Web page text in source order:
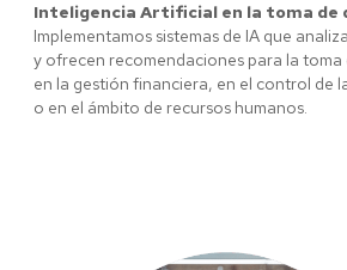
Inteligencia Artificial en la toma de
Implementamos sistemas de IA que
y ofrecen recomendaciones para la toma
en la gestión financiera, en el control de
o en el ámbito de recursos humanos.